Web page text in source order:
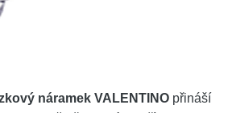
náramek VALENTINO přináší